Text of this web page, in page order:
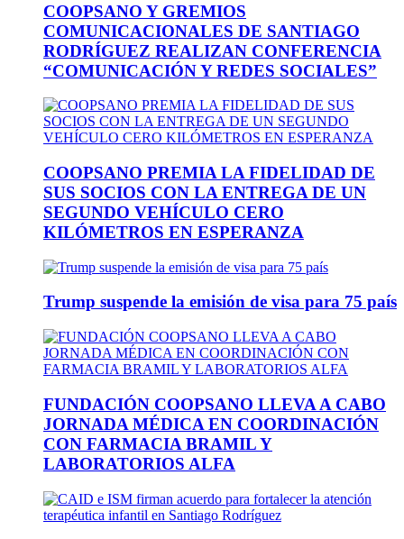
COOPSANO Y GREMIOS
COMUNICACIONALES DE SANTIAGO
RODRÍGUEZ REALIZAN CONFERENCIA
“COMUNICACIÓN Y REDES SOCIALES”
COOPSANO PREMIA LA FIDELIDAD DE
SUS SOCIOS CON LA ENTREGA DE UN
SEGUNDO VEHÍCULO CERO
KILÓMETROS EN ESPERANZA
Trump suspende la emisión de visa para 75 país
FUNDACIÓN COOPSANO LLEVA A CABO
JORNADA MÉDICA EN COORDINACIÓN
CON FARMACIA BRAMIL Y
LABORATORIOS ALFA